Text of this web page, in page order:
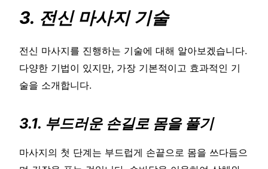
3. 전신 마사지 기술
전신 마사지를 진행하는 기술에 대해 알아보겠습니다.
다양한 기법이 있지만, 가장 기본적이고 효과적인 기
술을 소개합니다.
3.1. 부드러운 손길로 몸을 풀기
마사지의 첫 단계는 부드럽게 손끝으로 몸을 쓰다듬으